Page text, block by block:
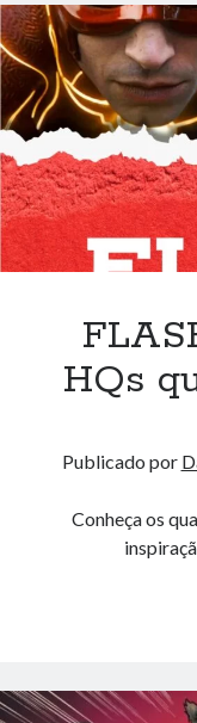
HQs
Publicado por
Conheça os